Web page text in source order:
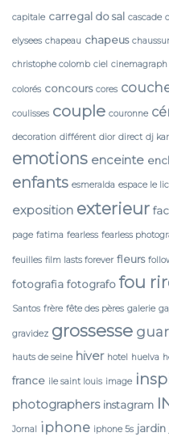
capitale carregal do sal cascade
elysees chapeau chapeus
christophe colomb ciel cinemagraph
colorés concours cores
coulisses couple couronne
decoration différent dior direct dj
emotions enceinte
enfants esmeralda espace le
exposition exterieur
page fatima fearless fearless
feuilles film lasts forever fleurs
fotografia fotografo fou
Santos frère fête des pères galerie
gravidez grossesse
hauts de seine hiver hotel huelva
france ile saint louis image
photographers instagram
Jornal iphone iphone 5s jardin